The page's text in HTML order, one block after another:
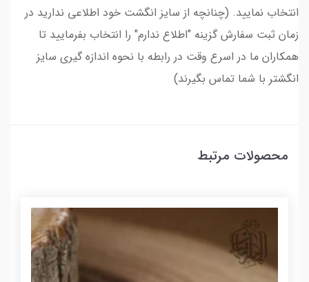
انتخاب نمایید. (چنانچه از سایز انگشت خود اطلاعی ندارید در
زمان ثبت سفارش گزینه "اطلاع ندارم" را انتخاب بفرمایید تا
همکاران ما در اسرع وقت در رابطه با نحوه اندازه گیری سایز
انگشتر با شما تماس بگیرند)
محصولات مرتبط